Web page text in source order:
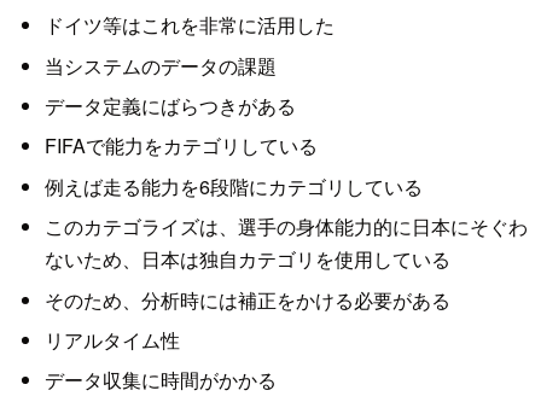
ドイツ等はこれを非常に活用した
当システムのデータの課題
データ定義にばらつきがある
FIFAで能力をカテゴリしている
例えば走る能力を6段階にカテゴリしている
このカテゴライズは、選手の身体能力的に日本にそぐわ
ないため、日本は独自カテゴリを使用している
そのため、分析時には補正をかける必要がある
リアルタイム性
データ収集に時間がかかる